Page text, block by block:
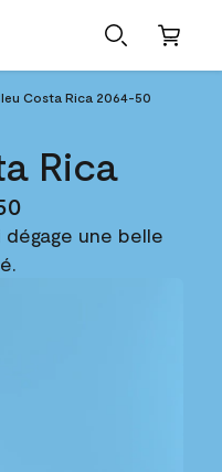
Costa Rica 2064-50
Rica
une belle